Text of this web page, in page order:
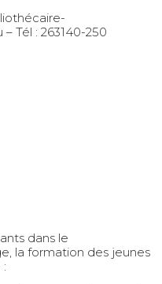
– Tél : 263140-250
dans le
la formation des jeunes